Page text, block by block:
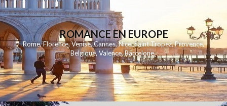
ROMANCE EN EUROPE
Rome,Florence,Venise,Cannes,Nice,Saint Tropez,Provence,
Belgique,Valence,Barcelone,